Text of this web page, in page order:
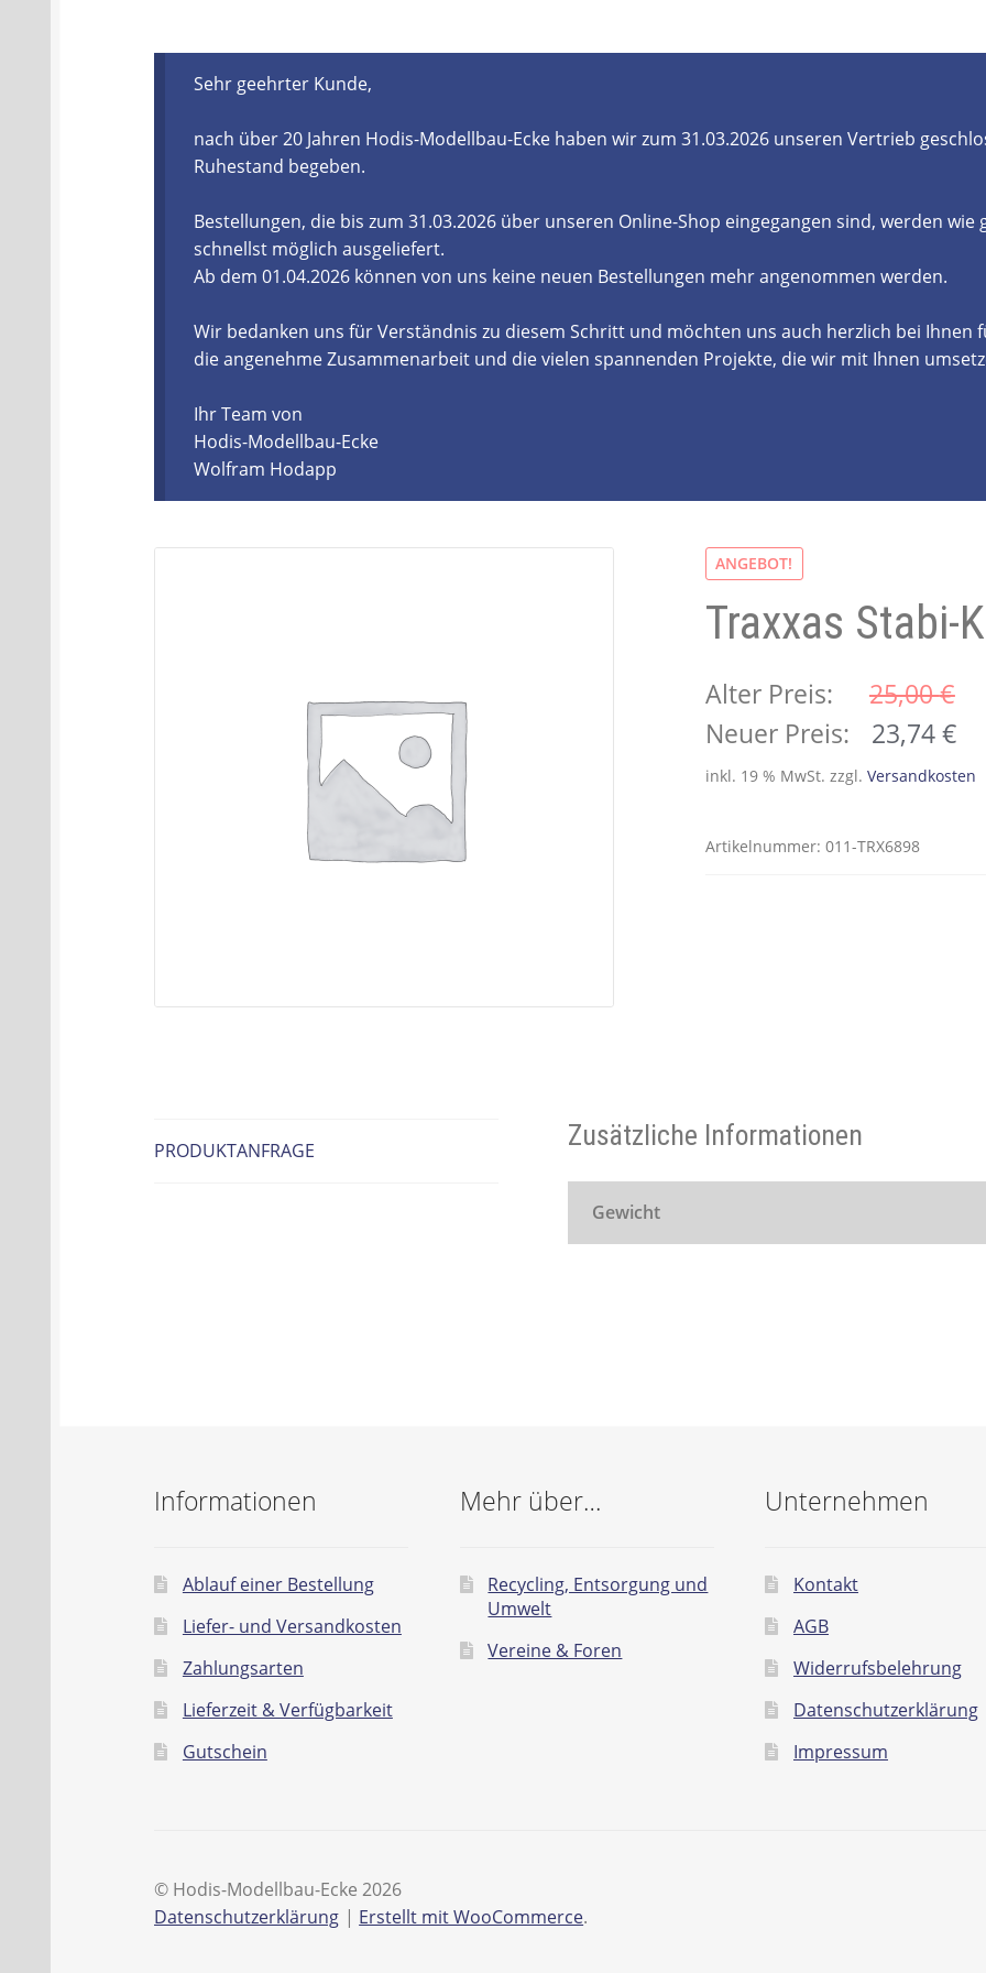
Öle- und Schmierstoff Verordnung
Datenschutzerklärung Impressum
Sehr geehrter Kunde,
nach über 20 Jahren Hodis-Modellbau-Ecke haben wir zum 31.03.2026 unseren Vertrieb
Ruhestand begeben.
Bestellungen, die bis zum 31.03.2026 über unseren Online-Shop eingegangen sind, werden
schnellst möglich ausgeliefert.
Ab dem 01.04.2026 können von uns keine neuen Bestellungen mehr angenommen werden.
Wir bedanken uns für Verständnis zu diesem Schritt und möchten uns auch herzlich bei Ihnen
die angenehme Zusammenarbeit und die vielen spannenden Projekte, die wir mit Ihnen
Ihr Team von
Hodis-Modellbau-Ecke
Wolfram Hodapp
ANGEBOT!
Traxxas Stabi-
Alter Preis: 25,00 €
Ursprünglicher
Preis
25,00 €
Neuer Preis: 23,74€
inkl. 19 % MwSt. zzgl. Versandkosten
Artikelnummer: 011-TRX6898
PRODUKTANFRAGE Zusätzliche Informationen
Gewicht
Informationen
Ablauf einer Bestellung
Liefer- und Versandkosten
Zahlungsarten
Lieferzeit & Verfügbarkeit
Gutschein
Mehr über…
Recycling, Entsorgung und
Umwelt
Vereine & Foren
Unternehmen
Kontakt
AGB
Widerrufsbelehrung
Datenschutzerklärung
Impressum
© Hodis-Modellbau-Ecke 2026
Datenschutzerklärung
Erstellt mit WooCommerce.